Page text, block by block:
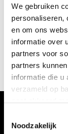
We gebruiken
personaliseren,
en om ons
informatie over
partners voor
partners
informatie die u
verzameld op
Noodzakelijk
Onze christelijke
lijken, hun
alle feesten en
gezellige
(offer)feesten.
bestaande
VERHALEN